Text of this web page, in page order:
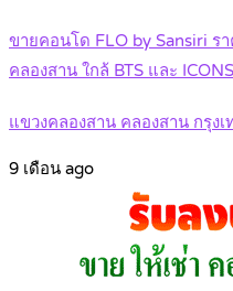
ขายคอนโด FLO by Sansiri ร
คลองสาน ใกล้ BTS และ
แขวงคลองสาน คลองสาน กรุง
9 เดือน ago